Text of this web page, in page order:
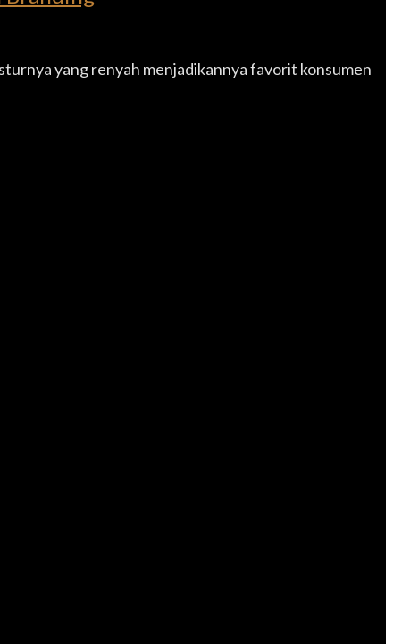
yang renyah menjadikannya favorit konsumen